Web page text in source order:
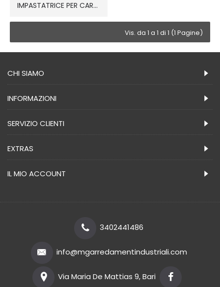
IMPASTATRICE PER CARNE
Vis. da 1 a 1 di 1 (1 Pagine)
CHI SIAMO
INFORMAZIONI
SERVIZIO CLIENTI
EXTRAS
IL MIO ACCOUNT
3402441486
info@mgarredamentindustriali.com
Via Maria De Mattias 9, Bari